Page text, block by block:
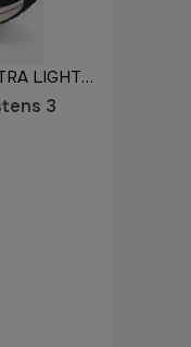
Lätt och stötdämpande ULTRA LIGHT-mellansula
3